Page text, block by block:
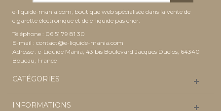
e-liquide-mania.com, boutique web spécialisée dans la vente de
cigarette électronique et de e-liquide pas cher:
Téléphone : 06 51 79 81 30
E-mail : contact@e-liquide-mania.com
Adresse : e-Liquide Mania, 43 bis Boulevard Jacques Duclos, 64340
Boucau, France
CATÉGORIES
INFORMATIONS